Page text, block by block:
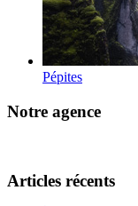
Pépites
Notre agence
Articles récents